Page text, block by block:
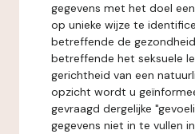
gegevens met het doel
op unieke wijze te
betreffende de
betreffende het seksuele
gerichtheid van een
opzicht wordt u
gevraagd dergelijke
gegevens niet in te vullen